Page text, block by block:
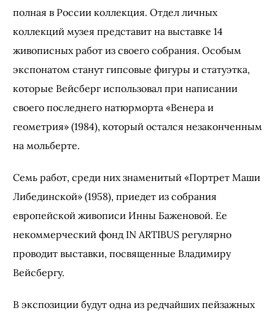
полная в России коллекция. Отдел личных
коллекций музея представит на выставке 14
живописных работ из своего собрания. Особым
экспонатом станут гипсовые фигуры и статуэтка,
которые Вейсберг использовал при написании
своего последнего натюрморта «Венера и
геометрия» (1984), который остался незаконченным
на мольберте.
Семь работ, среди них знаменитый «Портрет Маши
Либединской» (1958), приедет из собрания
европейской живописи Инны Баженовой. Ее
некоммерческий фонд IN ARTIBUS регулярно
проводит выставки, посвященные Владимиру
Вейсбергу.
В экспозиции будут одна из редчайших пейзажных